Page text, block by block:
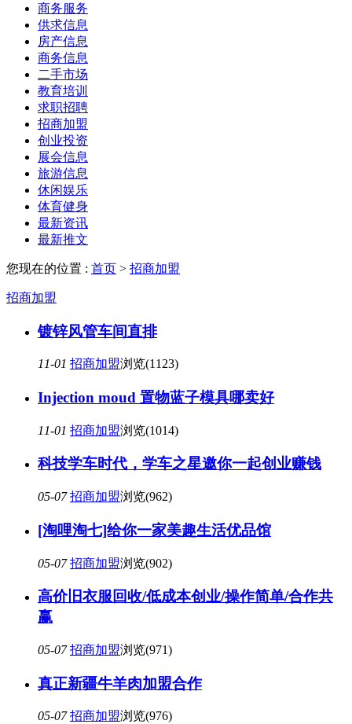
商务服务
供求信息
房产信息
商务信息
二手市场
教育培训
求职招聘
招商加盟
创业投资
展会信息
旅游信息
休闲娱乐
体育健身
最新资讯
最新推文
您现在的位置 : 首页 > 招商加盟
招商加盟
镀锌风管车间直排
11-01 招商加盟浏览(1123)
Injection moud 置物蓝子模具哪卖好
11-01 招商加盟浏览(1014)
科技学车时代，学车之星邀你一起创业赚钱
05-07 招商加盟浏览(962)
[淘哩淘七]给你一家美趣生活优品馆
05-07 招商加盟浏览(902)
高价旧衣服回收/低成本创业/操作简单/合作共
赢
05-07 招商加盟浏览(971)
真正新疆牛羊肉加盟合作
05-07 招商加盟浏览(976)